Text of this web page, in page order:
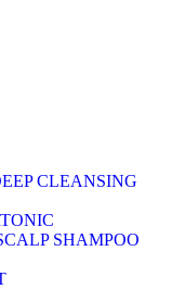
CLEANSING
SHAMPOO